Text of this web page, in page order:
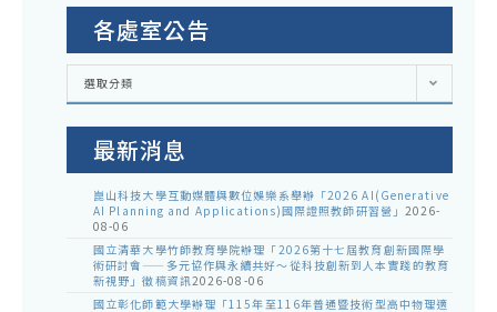
各處室公告
各
室
告
選取分類
最新消息
崑山科技大學互動媒體與數位娛樂系舉辦「2026 AI(Generative
AI Planning and Applications)國際證照教師研習營」 2026-
08-06
國立清華大學竹師教育學院辦理「2026第十七屆教育創新國際學
術研討會——多元協作與永續共好～從科技創新到人本實踐的教育
新視野」徵稿資訊2026-08-06
國立彰化師範大學辦理「115年至116年普通暨技術型高中物理適